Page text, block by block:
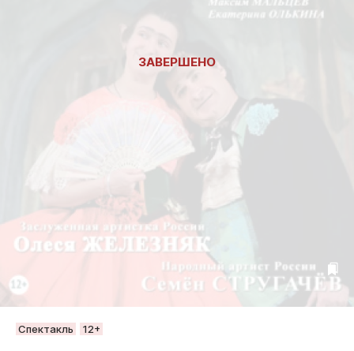
Спектакль 12+